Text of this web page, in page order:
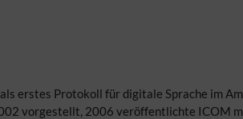
erstes Protokoll für digitale Sprache im
vorgestellt, 2006 veröffentlichte ICOM